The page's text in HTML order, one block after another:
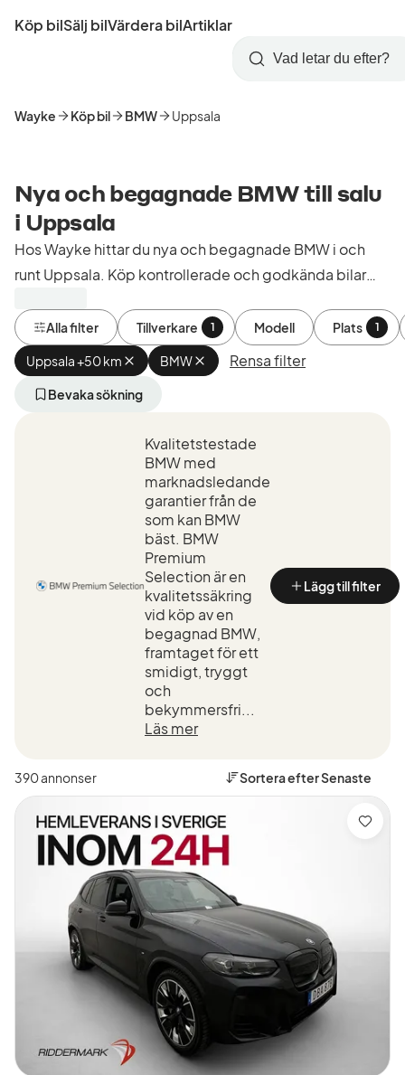
till
Startsida
Köp bilSälj bilVärdera bilArtiklar
Skapa
konto
Logga
in
Sök
Wayke Köp bil BMW Uppsala
Nya och begagnade BMW till salu
i Uppsala
Hos Wayke hittar du nya och begagnade BMW i och
runt Uppsala. Köp kontrollerade och godkända bilar
Alla filter Tillverkare 1 Modell Plats 1
Uppsala +50 km Ta
bort
aktivt
+50
km
BMW Ta
bort
(Tillverkare)
Rensa filter
Bevaka sökning
Kvalitetstestade
BMW med
marknadsledande
garantier från de
som kan BMW
bäst. BMW
Premium
Selection är en
kvalitetssäkring
vid köp av en
begagnad BMW,
framtaget för ett
smidigt, tryggt
och
bekymmersfri...
Läs mer
Lägg till filter
390 annonser Sortera efterSenaste
Spara